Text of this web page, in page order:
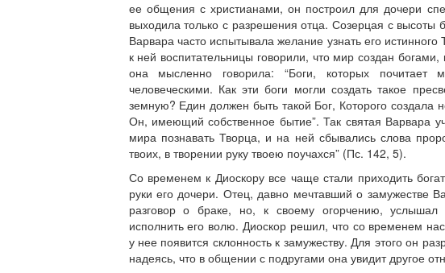
ее общения с христианами, он построил для дочери
выходила только с разрешения отца. Созерцая с высоты
Варвара часто испытывала желание узнать его
к ней воспитательницы говорили, что мир создан богами,
она мысленно говорила: “Боги, которых почитает
человеческими. Как эти боги могли создать такое
земную? Един должен быть такой Бог, Которого создала
Он, имеющий собственное бытие”. Так святая Варвара
мира познавать Творца, и на ней сбывались слова
твоих, в творении руку твоею поучахся” (Пс. 142, 5).
Со временем к Диоскору все чаще стали приходить
руки его дочери. Отец, давно мечтавший о замужестве
разговор о браке, но, к своему огорчению,
исполнить его волю. Диоскор решил, что со временем
у нее появится склонность к замужеству. Для этого он
надеясь, что в общении с подругами она увидит другое